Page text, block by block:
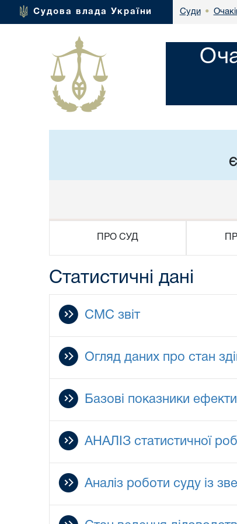
Судова влада України Суди •
ПРО СУД
Статистичні дані
СМС звіт
Огляд даних про стан
Базові показники
АНАЛІЗ статистичної
Аналіз роботи суду із